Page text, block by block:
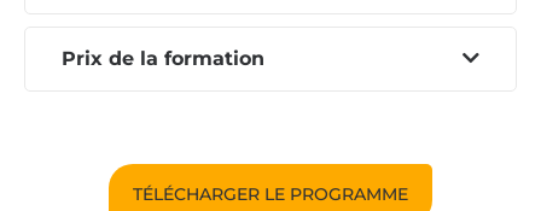
Prix de la formation
TÉLÉCHARGER LE PROGRAMME